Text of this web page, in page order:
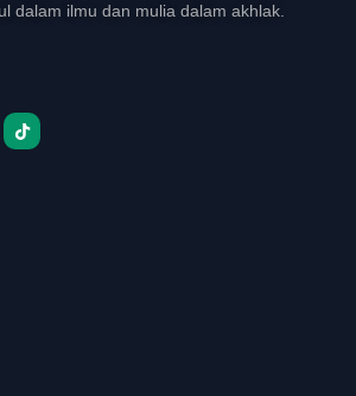
dalam ilmu dan mulia dalam akhlak.